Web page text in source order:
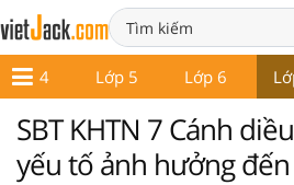
Lớp 4 Lớp 5 Lớp 6
SBT KHTN 7 Cánh
yếu tố ảnh hưởng